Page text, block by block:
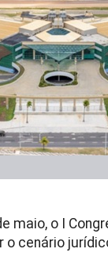
maio, o I
cenário